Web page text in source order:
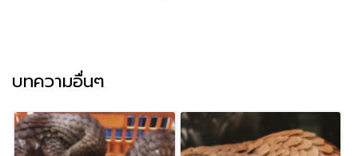
บทความอื่นๆ